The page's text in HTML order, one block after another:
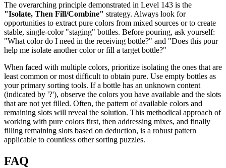
The overarching principle demonstrated in Level 143 is the
"Isolate, Then Fill/Combine" strategy. Always look for
opportunities to extract pure colors from mixed sources or to create
stable, single-color "staging" bottles. Before pouring, ask yourself:
"What color do I need in the receiving bottle?" and "Does this pour
help me isolate another color or fill a target bottle?"
When faced with multiple colors, prioritize isolating the ones that are
least common or most difficult to obtain pure. Use empty bottles as
your primary sorting tools. If a bottle has an unknown content
(indicated by '?'), observe the colors you have available and the slots
that are not yet filled. Often, the pattern of available colors and
remaining slots will reveal the solution. This methodical approach of
working with pure colors first, then addressing mixes, and finally
filling remaining slots based on deduction, is a robust pattern
applicable to countless other sorting puzzles.
FAQ